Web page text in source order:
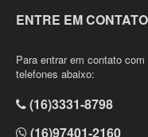
ENTRE EM CONTATO
Para entrar em contato
telefones abaixo:
(16)3331-8798
(16)97401-2160